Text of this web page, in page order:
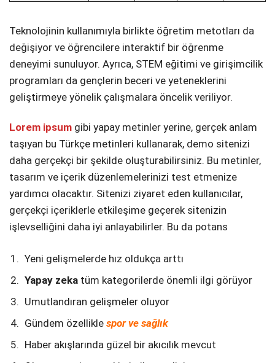
Teknolojinin kullanımıyla birlikte öğretim metotları da
değişiyor ve öğrencilere interaktif bir öğrenme
deneyimi sunuluyor. Ayrıca, STEM eğitimi ve girişimcilik
programları da gençlerin beceri ve yeteneklerini
geliştirmeye yönelik çalışmalara öncelik veriliyor.
Lorem ipsum gibi yapay metinler yerine, gerçek anlam
taşıyan bu Türkçe metinleri kullanarak, demo sitenizi
daha gerçekçi bir şekilde oluşturabilirsiniz. Bu metinler,
tasarım ve içerik düzenlemelerinizi test etmenize
yardımcı olacaktır. Sitenizi ziyaret eden kullanıcılar,
gerçekçi içeriklerle etkileşime geçerek sitenizin
işlevselliğini daha iyi anlayabilirler. Bu da potans
Yeni gelişmelerde hız oldukça arttı
Yapay zeka tüm kategorilerde önemli ilgi görüyor
Umutlandıran gelişmeler oluyor
Gündem özellikle spor ve sağlık
Haber akışlarında güzel bir akıcılık mevcut